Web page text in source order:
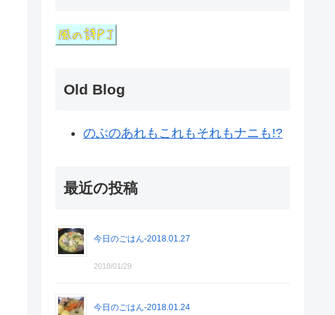
Old Blog
のぶのあれもこれもそれもナニも!?
最近の投稿
今日のごはん-2018.01.27
2018/01/29
今日のごはん-2018.01.24